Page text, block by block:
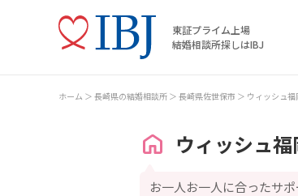
東証プライム上場
結婚相談所探しはIBJ
ホーム 長崎県の結婚相談所 長崎県佐世保市 ウィッシュ
ウィッシュ
お一人お一人に合ったサ